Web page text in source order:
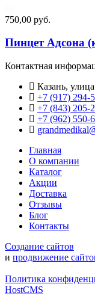
750,00 руб.
Пинцет Адсона
Контактная
Казань,
+7 (917) 294-
+7 (843) 205-
+7 (962)
Главная
О компании
Каталог
Акции
Доставка
Отзывы
Блог
Контакты
Создание сайтов
и продвижение
Политика
HostCMS